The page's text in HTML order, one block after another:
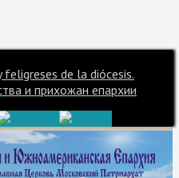
de la diócesis.
и прихожан епархии